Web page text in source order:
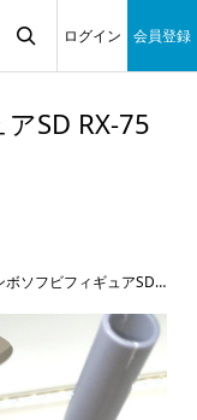
ログイン 会員登録
SD RX-75
フビフィギュアSD RX-75 ガンタンク